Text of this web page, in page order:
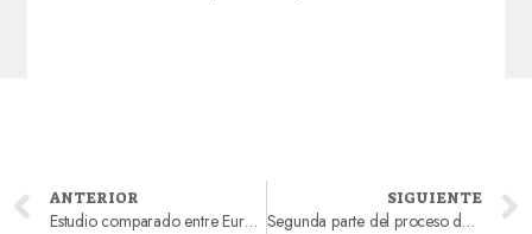
ANTERIOR
Estudio comparado entre Europa y América Latina (siglos XV- XX), convoca al área de postgrado en Historia de UTA
SIGUIENTE
Segunda parte del proceso de digitalización del Archivo Colegio Integrado de Arica Eduardo Frei Montalba.